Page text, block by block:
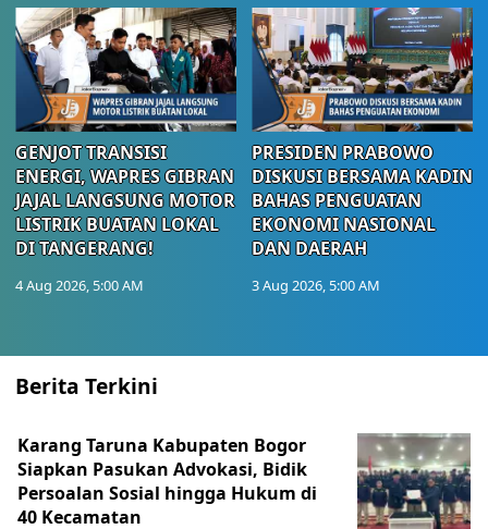
GENJOT TRANSISI
ENERGI, WAPRES GIBRAN
JAJAL LANGSUNG MOTOR
LISTRIK BUATAN LOKAL
DI TANGERANG!
4 Aug 2026, 5:00 AM
PRESIDEN PRABOWO
DISKUSI BERSAMA KADIN
BAHAS PENGUATAN
EKONOMI NASIONAL
DAN DAERAH
3 Aug 2026, 5:00 AM
Berita Terkini
Karang Taruna Kabupaten Bogor
Siapkan Pasukan Advokasi, Bidik
Persoalan Sosial hingga Hukum di
40 Kecamatan